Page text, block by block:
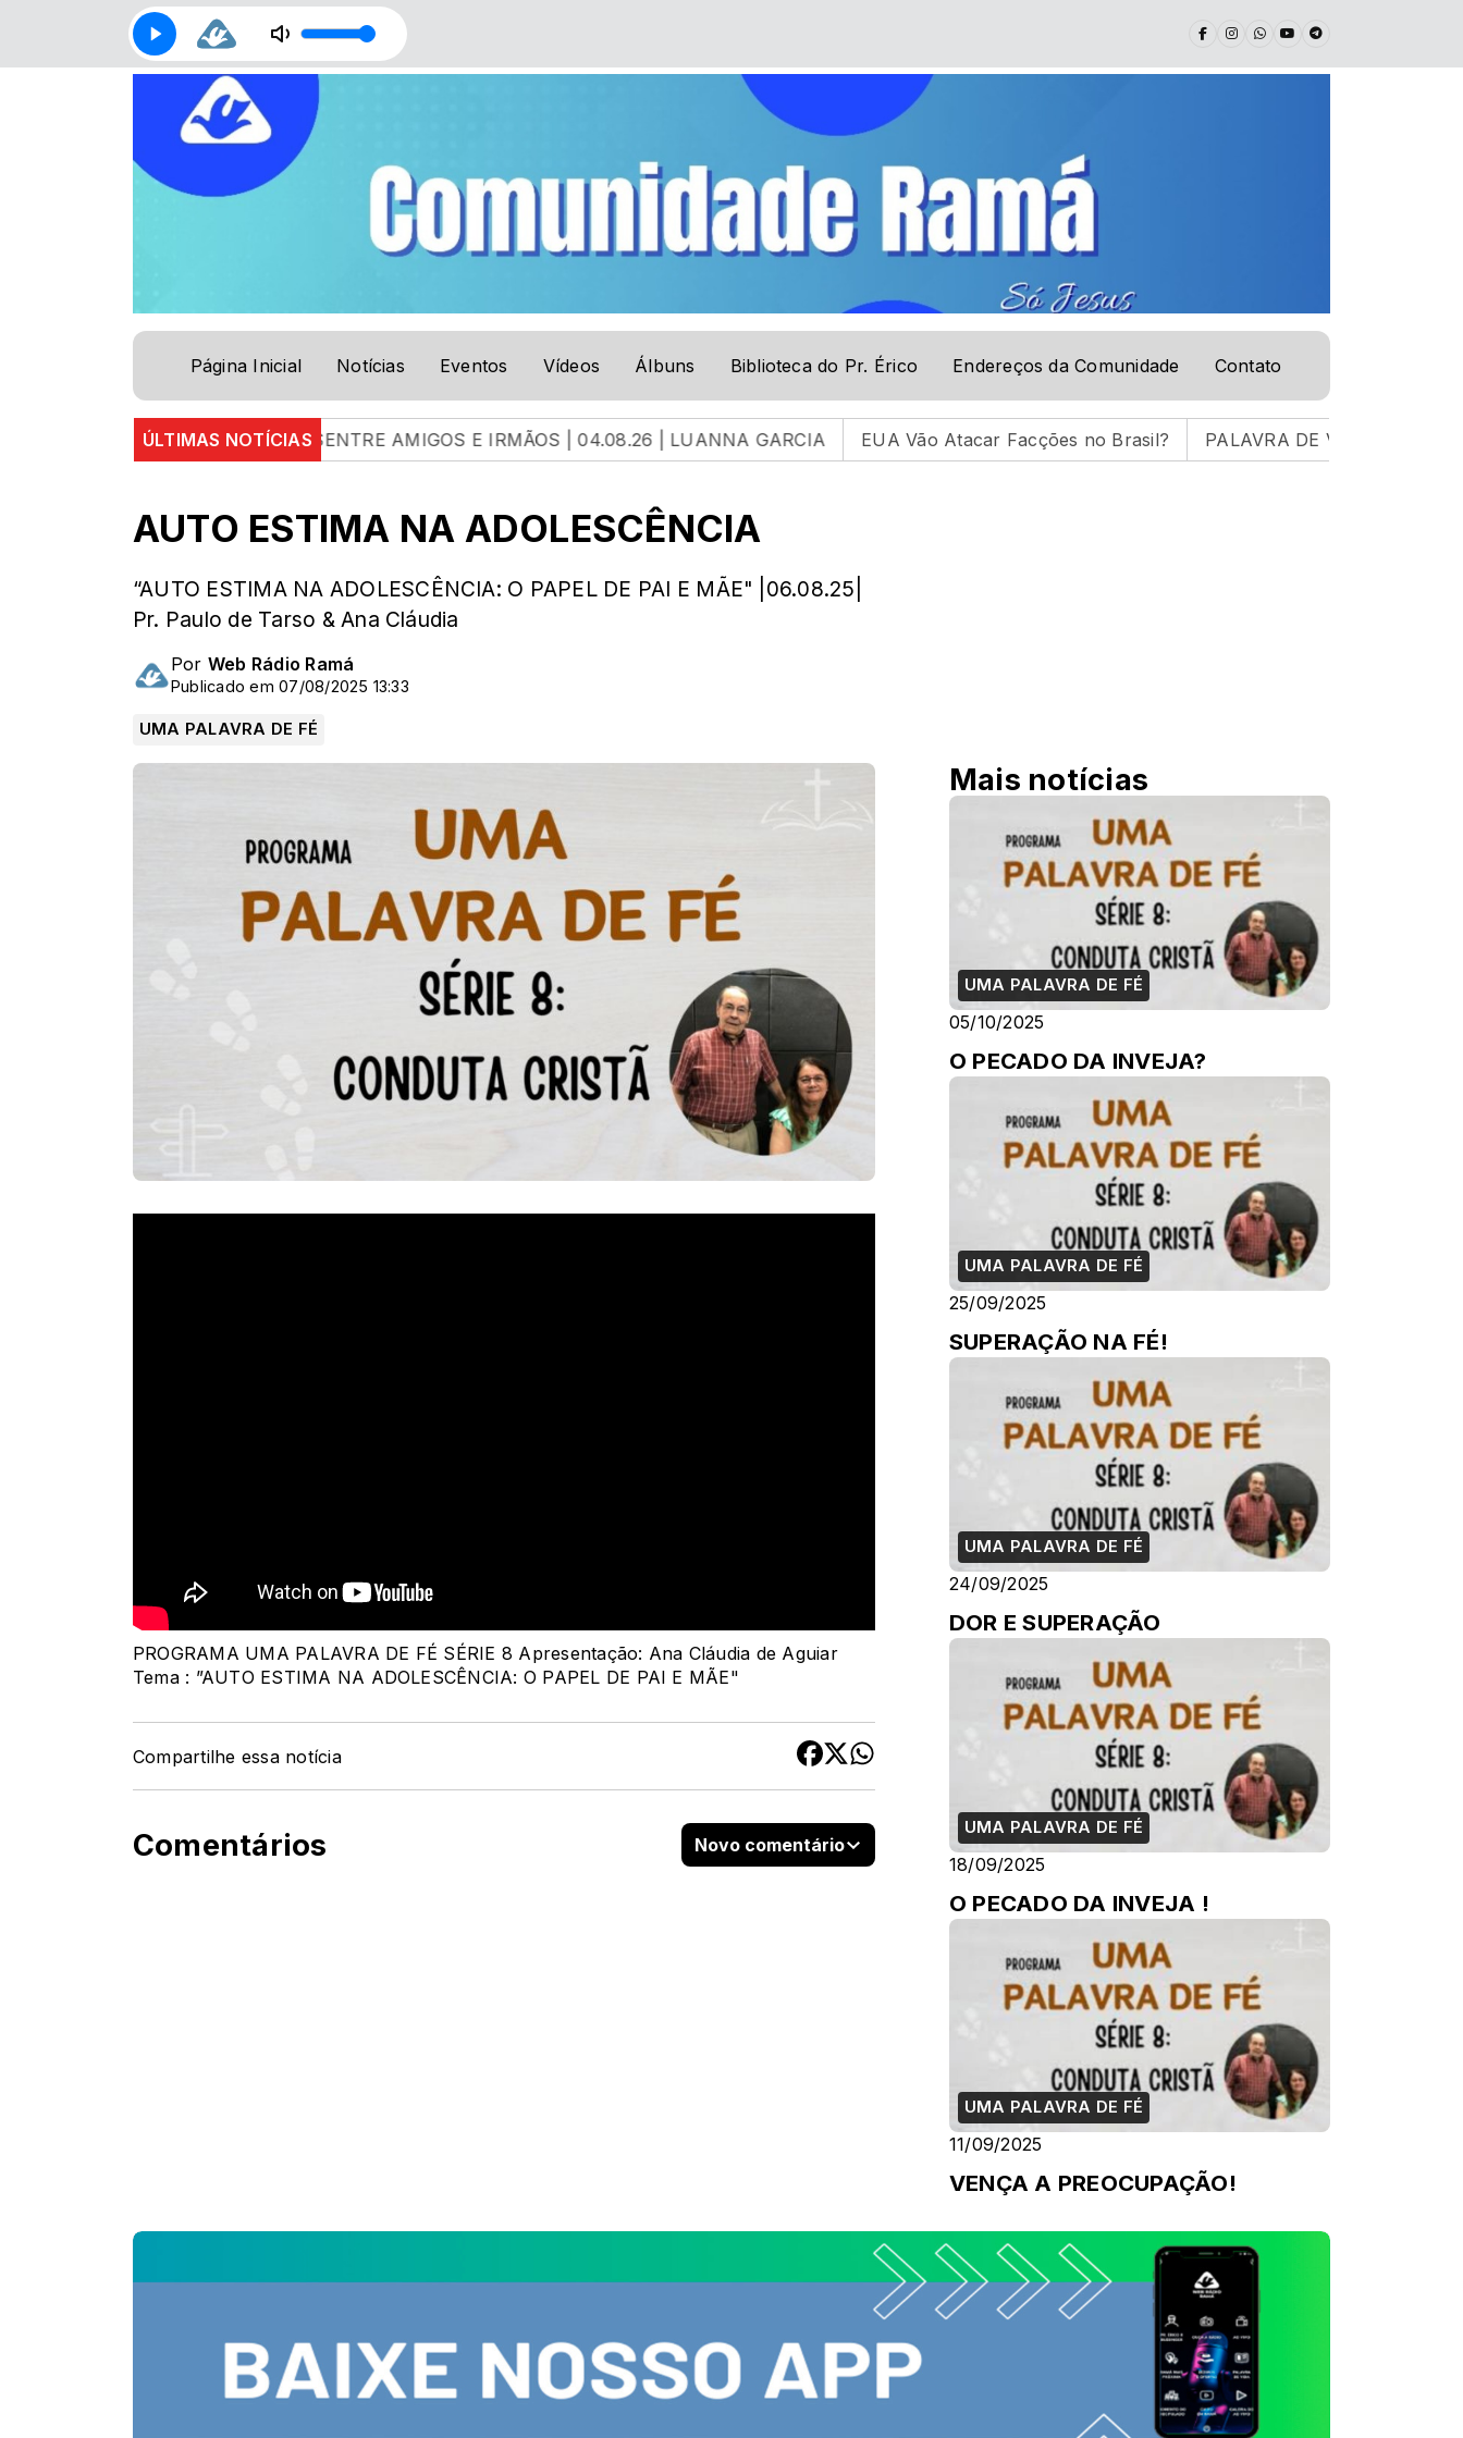
Página Inicial Notícias Eventos Vídeos Álbuns Biblioteca do Pr. Érico Endereços da Comunidade Contato
ÚLTIMAS NOTÍCIAS
AMIGOS E IRMÃOSENTRE AMIGOS E IRMÃOS | 04.08.26 | LUANNA GARCIA EUA Vão Atacar Facções no Brasil? PALAVRA DE VIDA | 05.08.26 |
AUTO ESTIMA NA ADOLESCÊNCIA
“AUTO ESTIMA NA ADOLESCÊNCIA: O PAPEL DE PAI E MÃE" |06.08.25|
Pr. Paulo de Tarso & Ana Cláudia
Por Web Rádio Ramá
Publicado em 07/08/2025 13:33
UMA PALAVRA DE FÉ
PROGRAMA UMA PALAVRA DE FÉ SÉRIE 8 Apresentação: Ana Cláudia de Aguiar
Tema : ”AUTO ESTIMA NA ADOLESCÊNCIA: O PAPEL DE PAI E MÃE"
Compartilhe essa notícia
Comentários Novo comentário
Mais notícias
UMA PALAVRA DE FÉ
05/10/2025
O PECADO DA INVEJA?
UMA PALAVRA DE FÉ
25/09/2025
SUPERAÇÃO NA FÉ!
UMA PALAVRA DE FÉ
24/09/2025
DOR E SUPERAÇÃO
UMA PALAVRA DE FÉ
18/09/2025
O PECADO DA INVEJA !
UMA PALAVRA DE FÉ
11/09/2025
VENÇA A PREOCUPAÇÃO!